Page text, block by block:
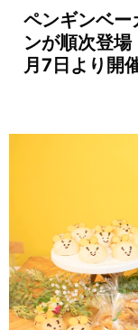
ペンギンベー
ンが順次登
月7日より開